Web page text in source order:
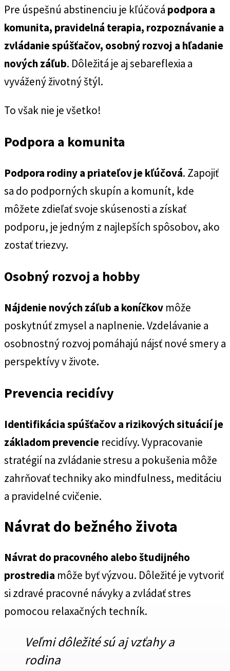
Pre úspešnú abstinenciu je kľúčová podpora a
komunita, pravidelná terapia, rozpoznávanie a
zvládanie spúšťačov, osobný rozvoj a hľadanie
nových záľub. Dôležitá je aj sebareflexia a
vyvážený životný štýl.
To však nie je všetko!
Podpora a komunita
Podpora rodiny a priateľov je kľúčová. Zapojiť
sa do podporných skupín a komunít, kde
môžete zdieľať svoje skúsenosti a získať
podporu, je jedným z najlepších spôsobov, ako
zostať triezvy.
Osobný rozvoj a hobby
Nájdenie nových záľub a koníčkov môže
poskytnúť zmysel a naplnenie. Vzdelávanie a
osobnostný rozvoj pomáhajú nájsť nové smery a
perspektívy v živote.
Prevencia recidívy
Identifikácia spúšťačov a rizikových situácií je
základom prevencie recidívy. Vypracovanie
stratégií na zvládanie stresu a pokušenia môže
zahrňovať techniky ako mindfulness, meditáciu
a pravidelné cvičenie.
Návrat do bežného života
Návrat do pracovného alebo študijného
prostredia môže byť výzvou. Dôležité je vytvoriť
si zdravé pracovné návyky a zvládať stres
pomocou relaxačných techník.
Veľmi dôležité sú aj vzťahy a
rodina